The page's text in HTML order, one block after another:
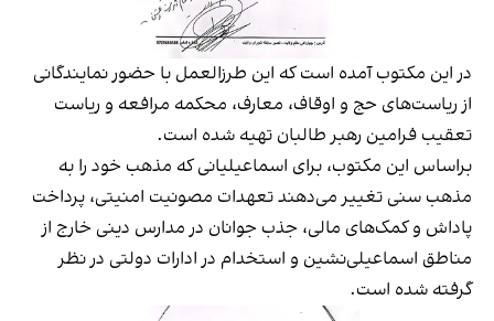
در این مکتوب آمده است که این طرزالعمل با حضور نمایندگانی
از ریاست‌های حج و اوقاف، معارف، محکمه مرافعه و ریاست
تعقیب فرامین رهبر طالبان تهیه شده است.
براساس این مکتوب، برای اسماعیلیانی که مذهب خود را به
مذهب سنی تغییر می‌دهند تعهدات مصونیت امنیتی، پرداخت
پاداش و کمک‌های مالی، جذب جوانان در مدارس دینی خارج از
مناطق اسماعیلی‌نشین و استخدام در ادارات دولتی در نظر
گرفته شده است.